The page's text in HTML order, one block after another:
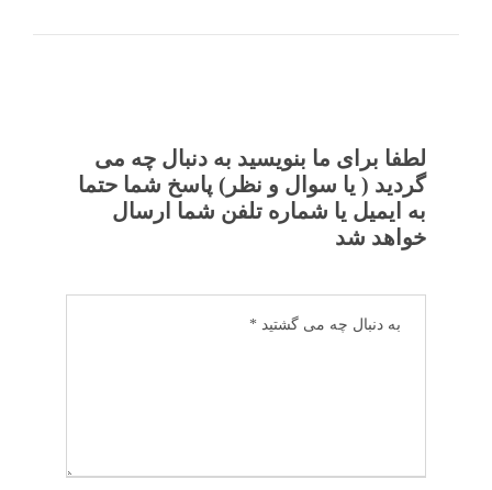
لطفا برای ما بنویسید به دنبال چه می
گردید ( یا سوال و نظر) پاسخ شما حتما
به ایمیل یا شماره تلفن شما ارسال
خواهد شد